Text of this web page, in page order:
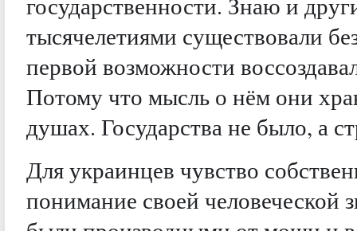
тысячелетиями существовали
первой возможности
Потому что мысль о нём они
душах. Государства не было, а
Для украинцев чувство
понимание своей человеческой